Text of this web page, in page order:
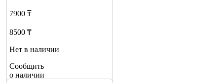
7900 ₸
8500 ₸
Нет в наличии
Сообщить
о наличии